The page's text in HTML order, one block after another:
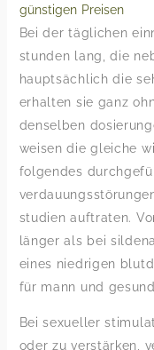
günstigen Preisen
Bei der täglichen
stunden lang, die
hauptsächlich die
erhalten sie ganz
denselben
weisen die gleiche
folgendes
studien auftraten.
länger als bei
eines niedrigen
für mann und
Bei sexueller
oder zu verstärken,